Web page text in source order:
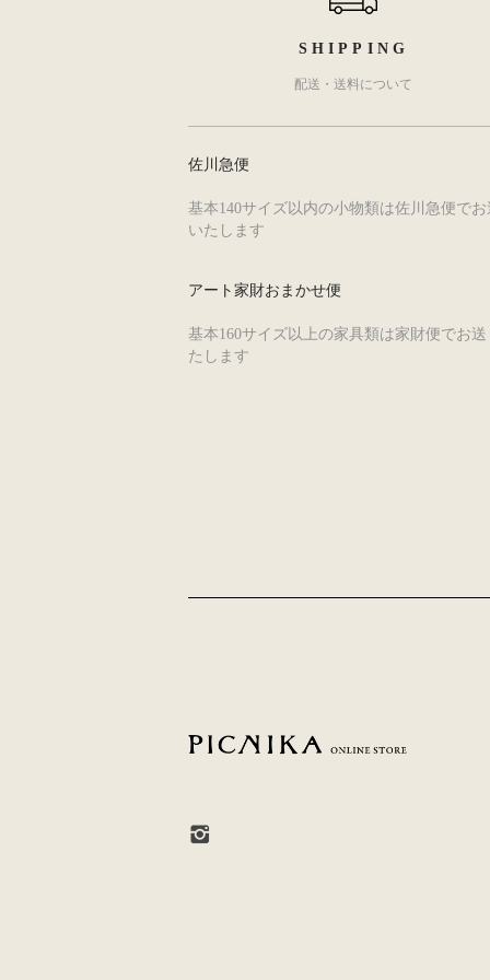
SHIPPING
配送・送料について
佐川急便
基本140サイズ以内の小物類は佐川急便でお
いたします
アート家財おまかせ便
基本160サイズ以上の家具類は家財便でお送
たします